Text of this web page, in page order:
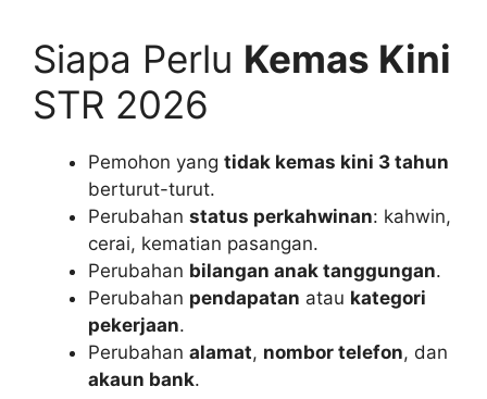
Siapa Perlu Kemas Kini
STR 2026
Pemohon yang tidak kemas kini 3 tahun
berturut-turut.
Perubahan status perkahwinan: kahwin,
cerai, kematian pasangan.
Perubahan bilangan anak tanggungan.
Perubahan pendapatan atau kategori
pekerjaan.
Perubahan alamat, nombor telefon, dan
akaun bank.